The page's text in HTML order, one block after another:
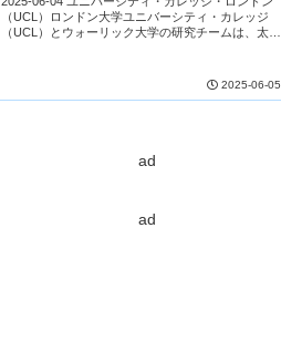
（UCL）ロンドン大学ユニバーシティ・カレッジ
（UCL）とウォーリック大学の研究チームは、太陽
2025-06-05
ad
ad